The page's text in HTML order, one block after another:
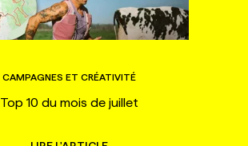
CAMPAGNES ET CRÉATIVITÉ
Top 10 du mois de juillet